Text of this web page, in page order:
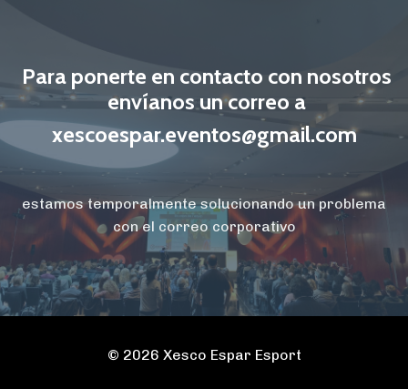
Para ponerte en contacto con nosotros
envíanos un correo a
xescoespar.eventos@gmail.com
estamos temporalmente solucionando un problema
con el correo corporativo
© 2026 Xesco Espar Esport